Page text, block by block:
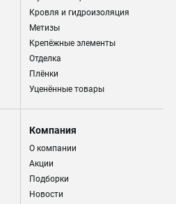
Кровля и гидроизоляция
Метизы
Крепёжные элементы
Отделка
Плёнки
Уценённые товары
Компания
О компании
Акции
Подборки
Новости